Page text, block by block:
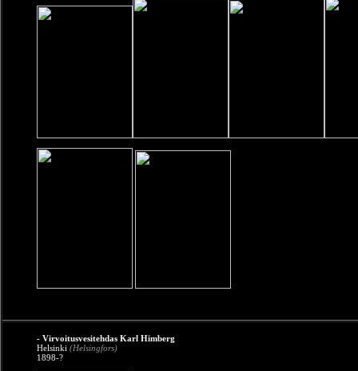
- Virvoitusvesitehdas Karl Himberg
Helsinki (Helsingfors)
1898-?